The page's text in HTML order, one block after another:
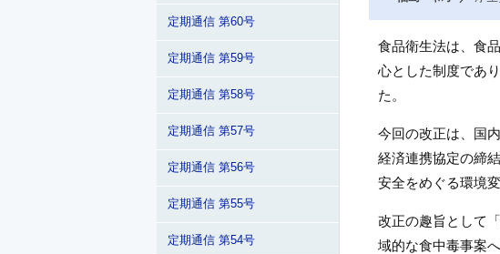
食品衛生法は、食
心とした制度であ
た。
今回の改正は、国
経済連携協定の締
安全をめぐる環境
改正の趣旨として
域的な食中毒事案
定期通信 第60号
定期通信 第59号
定期通信 第58号
定期通信 第57号
定期通信 第56号
定期通信 第55号
定期通信 第54号